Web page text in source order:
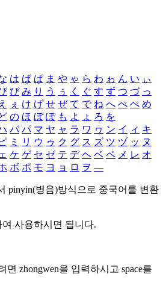
は ば ぱ ま や ゃ ら わ ゎ ん い ぃ
ぴ み り う ぅ く ぐ す ず つ づ っ
え ぇ け げ せ ぜ て で ね へ べ ぺ め
の ほ ぼ ぽ も よ ょ ろ を
バ パ マ ヤ ャ ラ ワ ヮ ン イ ィ キ
ピ ミ リ ウ ゥ ク グ ス ズ ツ ヅ ッ ヌ
ケ ゲ セ ゼ テ デ ヘ ベ ペ メ レ オ
ボ ポ モ ヨ ョ ロ ヲ ―
pinyin(병음)방식으로 중국어를 변환
사용하시면 됩니다.
면 zhongwen을 입력하시고 space를